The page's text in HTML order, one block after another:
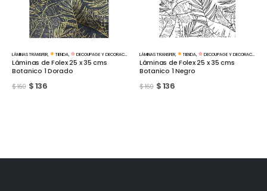
LÁMINAS TRANSFER, TIENDA, DECOUPAGE Y DECORACIÓN
Láminas de Folex 25 x 35 cms
Botanico 1 Dorado
$160 $136
LÁMINAS TRANSFER, TIENDA, DECOUPAGE Y DECORACIÓN
Láminas de Folex 25 x 35 cms
Botanico 1 Negro
$160 $136